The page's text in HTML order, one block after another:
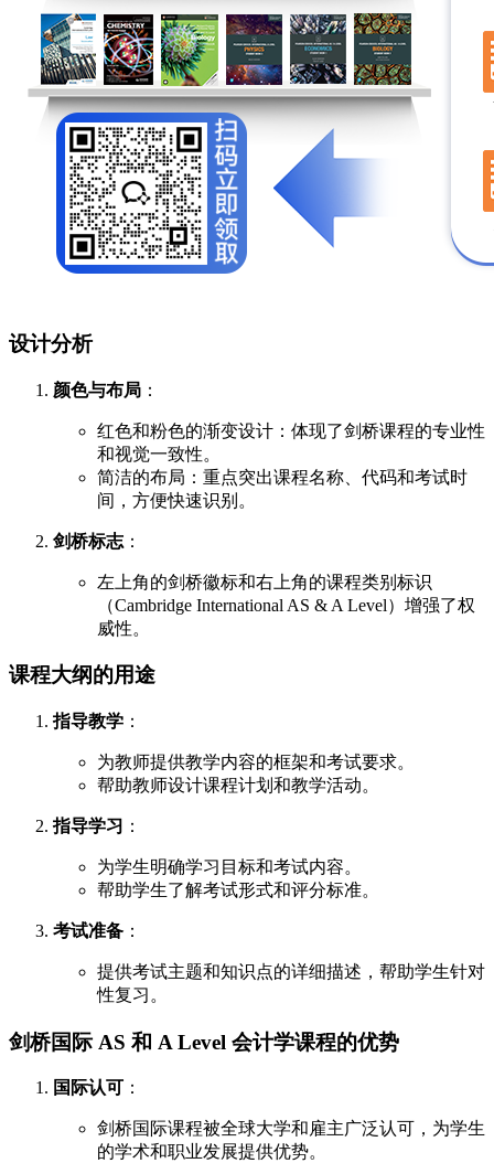
设计分析
颜色与布局 ：
红色和粉色的渐变设计：体现了剑桥课程的专业性
和视觉一致性。
简洁的布局：重点突出课程名称、代码和考试时
间，方便快速识别。
剑桥标志 ：
左上角的剑桥徽标和右上角的课程类别标识
（Cambridge International AS & A Level）增强了权
威性。
课程大纲的用途
指导教学 ：
为教师提供教学内容的框架和考试要求。
帮助教师设计课程计划和教学活动。
指导学习 ：
为学生明确学习目标和考试内容。
帮助学生了解考试形式和评分标准。
考试准备 ：
提供考试主题和知识点的详细描述，帮助学生针对
性复习。
剑桥国际 AS 和 A Level 会计学课程的优势
国际认可 ：
剑桥国际课程被全球大学和雇主广泛认可，为学生
的学术和职业发展提供优势。